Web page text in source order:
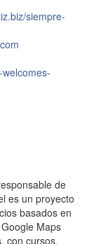
siempre-
de
es un proyecto
basados en
Maps
con cursos,